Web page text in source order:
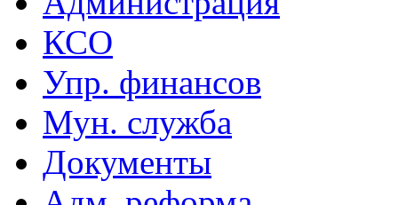
КСО
Упр. финансов
Мун. служба
Документы